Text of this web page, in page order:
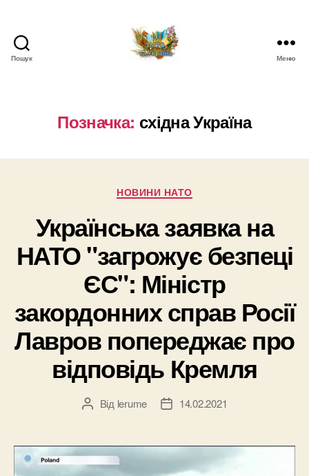
Пошук
Новини
про
в
Меню
Позначка: східна Україна
Категорії
НОВИНИ НАТО
Українська заявка на
НАТО "загрожує безпеці
ЄС": Міністр
закордонних справ Росії
Лавров попереджає про
відповідь Кремля
Автор
Від lerume
Дата14.02.2021